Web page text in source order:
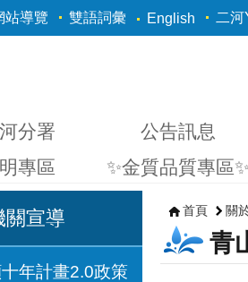
站導覽 雙語詞彙 English 二
分署 公告訊息
專區
✨金質品質專區✨
關宣導
年計畫2.0政策
首頁 關
青